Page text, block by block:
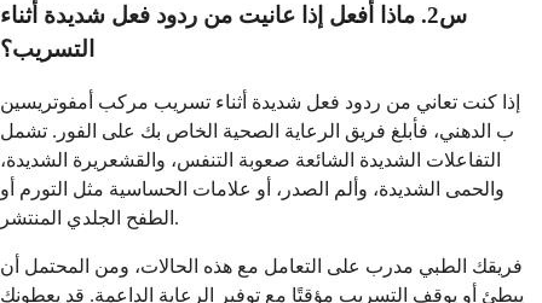
س2. ماذا أفعل إذا عانيت من ردود فعل شديدة أثناء
التسريب؟
إذا كنت تعاني من ردود فعل شديدة أثناء تسريب مركب أمفوتريسين
ب الدهني، فأبلغ فريق الرعاية الصحية الخاص بك على الفور. تشمل
التفاعلات الشديدة الشائعة صعوبة التنفس، والقشعريرة الشديدة،
والحمى الشديدة، وألم الصدر، أو علامات الحساسية مثل التورم أو
الطفح الجلدي المنتشر.
فريقك الطبي مدرب على التعامل مع هذه الحالات، ومن المحتمل أن
يبطئ أو يوقف التسريب مؤقتًا مع توفير الرعاية الداعمة. قد يعطونك